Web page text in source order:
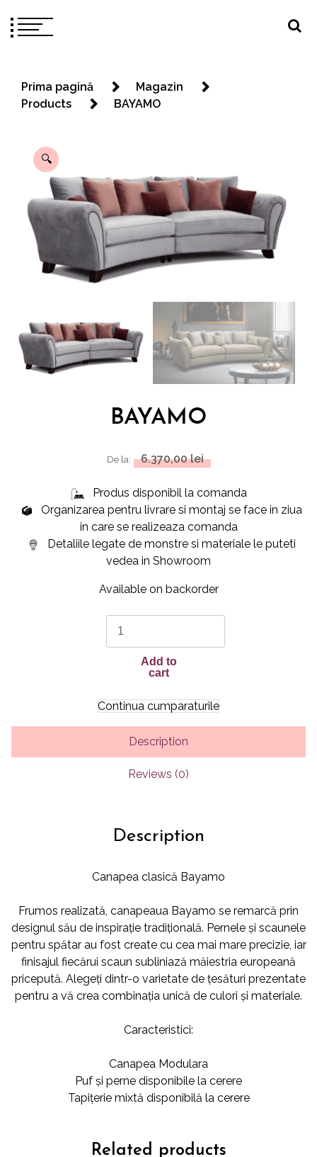
Prima pagină
Magazin
Products
BAYAMO
🔍
BAYAMO
De la: 6.370,00lei
Produs disponibil la comanda
Organizarea pentru livrare si montaj se face in ziua
in care se realizeaza comanda
Detaliile legate de monstre si materiale le puteti
vedea in Showroom
Available on backorder
quantity
Add to
cart
Continua cumparaturile
Description
Reviews (0)
Description
Canapea clasică Bayamo
Frumos realizată, canapeaua Bayamo se remarcă prin
designul său de inspirație tradițională. Pernele și scaunele
pentru spătar au fost create cu cea mai mare precizie, iar
finisajul fiecărui scaun subliniază măiestria europeană
pricepută. Alegeți dintr-o varietate de țesături prezentate
pentru a vă crea combinația unică de culori și materiale.
Caracteristici:
Canapea Modulara
Puf și perne disponibile la cerere
Tapițerie mixtă disponibilă la cerere
Related products